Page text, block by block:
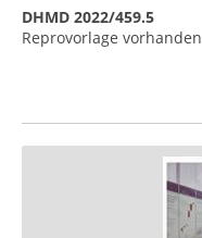
DHMD 2022/459.5
Reprovorlage vorhanden